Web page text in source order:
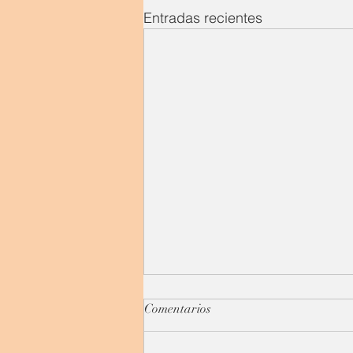
Entradas recientes
El comienzo del fin o el fin del
comienzo.
Comentarios